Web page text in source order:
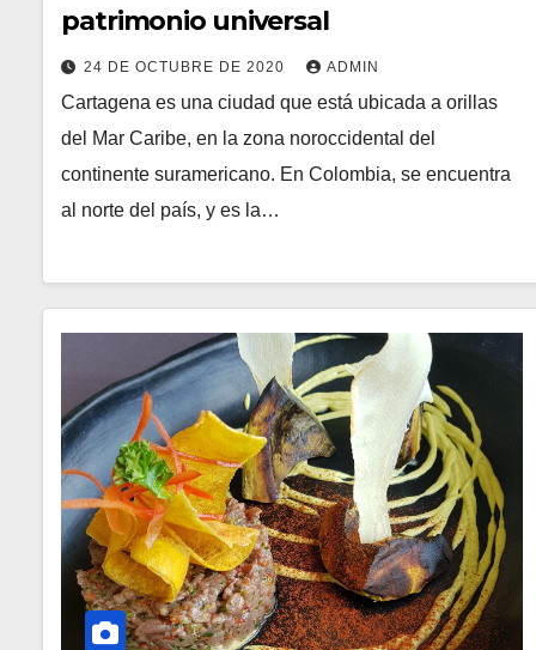
patrimonio universal
24 DE OCTUBRE DE 2020 ADMIN
Cartagena es una ciudad que está ubicada a orillas
del Mar Caribe, en la zona noroccidental del
continente suramericano. En Colombia, se encuentra
al norte del país, y es la…